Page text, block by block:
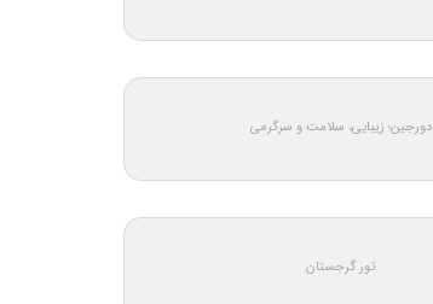
دورجین؛ زیبایی، سلامت و سرگرمی
تور گرجستان